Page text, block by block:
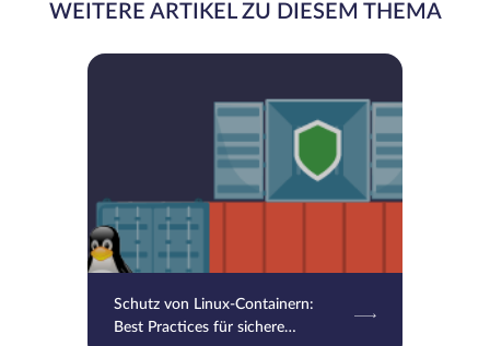
WEITERE ARTIKEL ZU DIESEM THEMA
Schutz von Linux-Containern:
Best Practices für sichere